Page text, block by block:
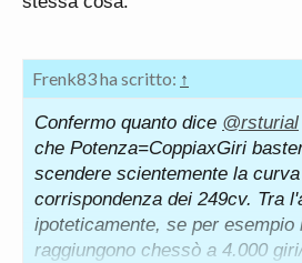
Frenk83 ha scritto: ↑
Confermo quanto dice @rsturial
che Potenza=CoppiaxGiri
scendere scientemente la
corrispondenza dei 249cv. Tra
ipoteticamente, se per esempio
raggiungono chessò a 4.000